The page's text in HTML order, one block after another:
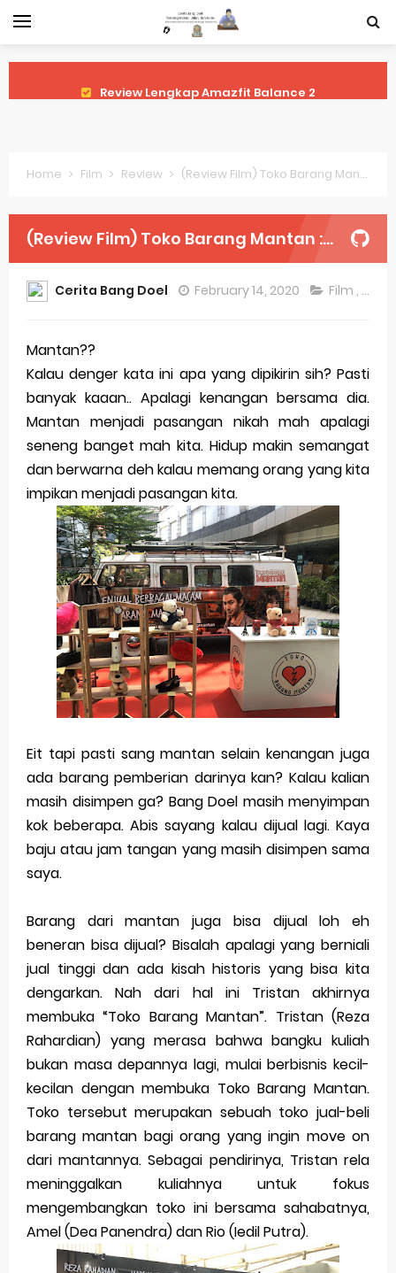
Review Lengkap Samsung Galaxy Watch 7
Perubahan Regulasi Merek Dagang
Sejarah Merek Dagang Terkenal
Review Lengkap Apple Watch Series 10
Merek Dagang dari Masa ke Masa
Perkembangan Merek Dagang Modern
Multinational Trademarks
Review Oppo Reno 15 Pro: Smartphone Premium
dengan Kamera 200MP dan Baterai Tahan Lama
Review Vivo V70 FE: Smartphone Fan Edition dengan
Fitur Flagship Harga Lebih Bersahabat
Review Vivo V70: Smartphone Stylish dengan
Performa Seimbang di Kelasnya
Merek Dagang dan Pertumbuhan Usaha
Merek Dagang dalam Strategi Bisnis
Merek Dagang dalam Perusahaan Besar
Merek Dagang dan Investasi
Trademark as a Business Asset
Global Trademark Protection System
Brand Adaptation Across Different Countries
Vivo v70 series: mid-range rasa flagship dengan
kamera zeiss & baterai jumbo
Apple Watch Series 10 vs Samsung Galaxy Watch 7
Review Lengkap 2026
Home Film Review (Review Film) Toko Barang Mantan : Siap Tayang 20.2.20
(Review Film) Toko Barang Mantan : Siap Tayang 20.2.20
Cerita Bang Doel February 14, 2020 Film ,
Mantan??
Kalau denger kata ini apa yang dipikirin sih? Pasti
banyak kaaan.. Apalagi kenangan bersama dia.
Mantan menjadi pasangan nikah mah apalagi
seneng banget mah kita. Hidup makin semangat
dan berwarna deh kalau memang orang yang kita
impikan menjadi pasangan kita.
Eit tapi pasti sang mantan selain kenangan juga
ada barang pemberian darinya kan? Kalau kalian
masih disimpen ga? Bang Doel masih menyimpan
kok beberapa. Abis sayang kalau dijual lagi. Kaya
baju atau jam tangan yang masih disimpen sama
saya.
Barang dari mantan juga bisa dijual loh eh
beneran bisa dijual? Bisalah apalagi yang berniali
jual tinggi dan ada kisah historis yang bisa kita
dengarkan. Nah dari hal ini Tristan akhirnya
membuka “Toko Barang Mantan”. Tristan (Reza
Rahardian) yang merasa bahwa bangku kuliah
bukan masa depannya lagi, mulai berbisnis kecil-
kecilan dengan membuka Toko Barang Mantan.
Toko tersebut merupakan sebuah toko jual-beli
barang mantan bagi orang yang ingin move on
dari mantannya. Sebagai pendirinya, Tristan rela
meninggalkan kuliahnya untuk fokus
mengembangkan toko ini bersama sahabatnya,
Amel (Dea Panendra) dan Rio (Iedil Putra).